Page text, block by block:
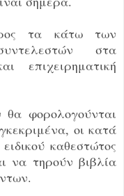
τα κάτω των
στα
επιχειρηματική
φορολογούνται
οι κατά
καθεστώτος
να τηρούν βιβλία